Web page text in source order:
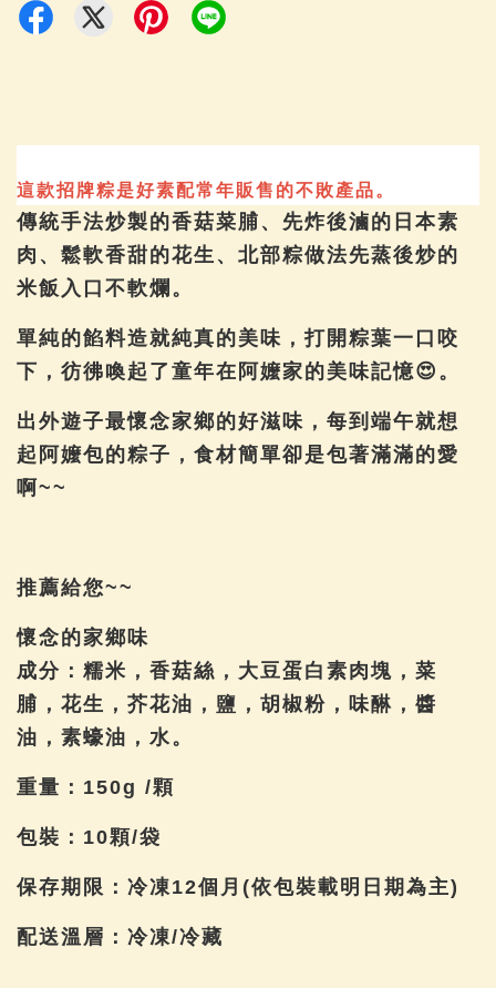
這款招牌粽是好素配常年販售的不敗產品。
傳統手法炒製的香菇菜脯、先炸後滷的日本素
肉、鬆軟香甜的花生、北部粽做法先蒸後炒的
米飯入口不軟爛。
單純的餡料造就純真的美味，打開粽葉一口咬
下，彷彿喚起了童年在阿嬤家的美味記憶😍。
出外遊子最懷念家鄉的好滋味，每到端午就想
起阿嬤包的粽子，食材簡單卻是包著滿滿的愛
啊~~
推薦給您~~
懷念的家鄉味
成分：糯米，香菇絲，大豆蛋白素肉塊，菜
脯，花生，芥花油，鹽，胡椒粉，味醂，醬
油，素蠔油，水。
重量：150g /顆
包裝：10顆/袋
保存期限：冷凍12個月(依包裝載明日期為主)
配送溫層：冷凍/冷藏